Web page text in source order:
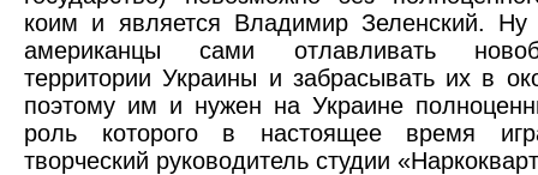
коим и является Владимир Зеленский.
американцы сами отлавливать
территории Украины и забрасывать их в
поэтому им и нужен на Украине
роль которого в настоящее время
творческий руководитель студии